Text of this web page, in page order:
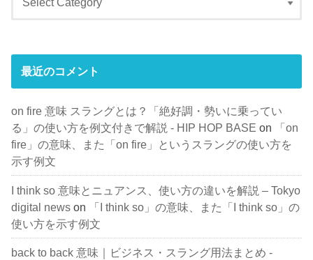
最近のコメント
on fire 意味 スラングとは？「絶好調・勢いに乗ってい
る」の使い方を例文付きで解説 - HIP HOP BASE on
「on
fire」の意味、また「on fire」というスラングの使い方を
示す例文
I think so 意味とニュアンス、使い方の違いを解説 – Tokyo
digital news on
「I think so」の意味、また「I think so」の
使い方を示す例文
back to back 意味｜ビジネス・スラング用法まとめ -